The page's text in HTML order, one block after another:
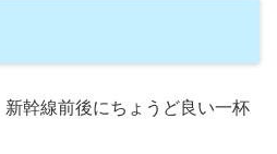
新幹線前後にちょうど良い一杯